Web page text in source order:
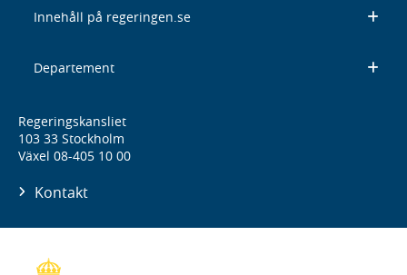
Innehåll på regeringen.se
Departement
Regeringskansliet
103 33 Stockholm
Växel 08-405 10 00
Kontakt